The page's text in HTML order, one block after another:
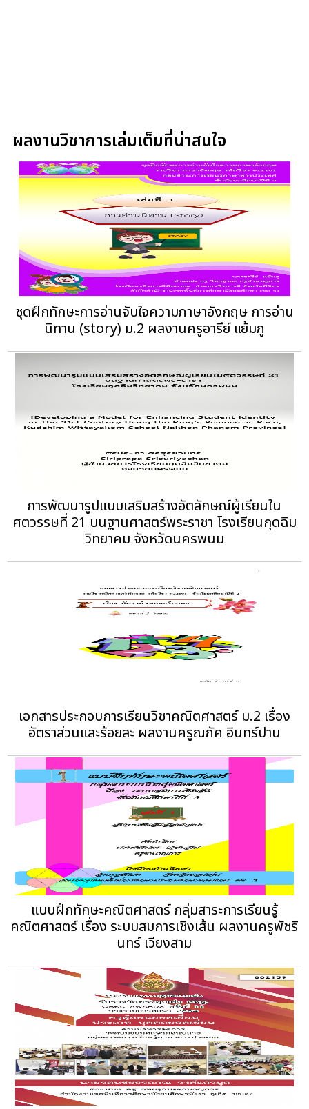
ผลงานวิชาการเล่มเต็มที่น่าสนใจ
ชุดฝึกทักษะการอ่านจับใจความภาษาอังกฤษ การอ่าน
นิทาน (story) ม.2 ผลงานครูอารีย์ แย้มภู
การพัฒนารูปแบบเสริมสร้างอัตลักษณ์ผู้เรียนใน
ศตวรรษที่ 21 บนฐานศาสตร์พระราชา โรงเรียนกุดฉิม
วิทยาคม จังหวัดนครพนม
เอกสารประกอบการเรียนวิชาคณิตศาสตร์ ม.2 เรื่อง
อัตราส่วนและร้อยละ ผลงานครูณภัค อินทร์ปาน
แบบฝึกทักษะคณิตศาสตร์ กลุ่มสาระการเรียนรู้
คณิตศาสตร์ เรื่อง ระบบสมการเชิงเส้น ผลงานครูพัชริ
นทร์ เวียงสาม